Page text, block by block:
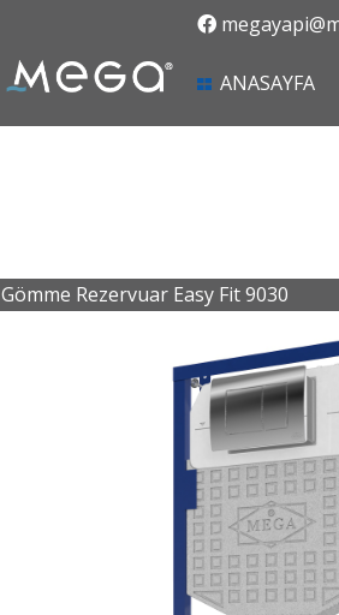
ANASAYFA
Gömme Rezervuar Easy Fit 9030